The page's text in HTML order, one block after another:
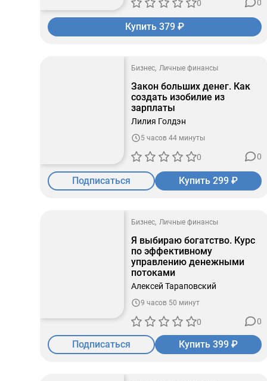
0 0
Купить 379 ₽
Бизнес Личные финансы
Закон больших денег. Как
создать изобилие из
зарплаты
Лилия Голдэн
5 часов 44 минуты
0 0
Подписаться Купить 299 ₽
Бизнес Личные финансы
Я выбираю богатство. Курс
по эффективному
управлению денежными
потоками
Алексей Тараповский
9 часов 50 минут
0 0
Подписаться Купить 399 ₽